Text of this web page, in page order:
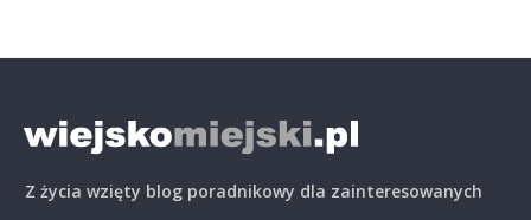
Z życia wzięty blog poradnikowy dla zainteresowanych